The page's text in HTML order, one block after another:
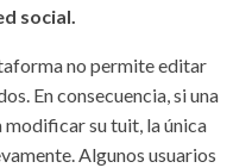
social.
no permite editar
En consecuencia, si una
modificar su tuit, la única
Algunos usuarios